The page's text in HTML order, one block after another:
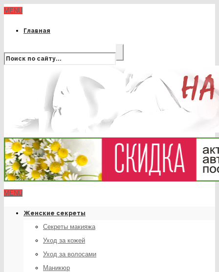
MENU
Главная
MENU
Женские секреты
Секреты макияжа
Уход за кожей
Уход за волосами
Маникюр